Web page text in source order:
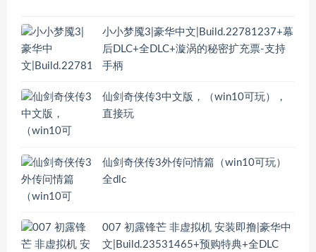
小小梦魇3|豪华中文|Build.22781237+幕
后DLC+全DLC+漩涡的秘密扩充票-支持
手柄
仙剑奇侠传3中文版，（win10可玩），
直接玩
仙剑奇侠传3外传问情篇（win10可玩）
全dlc
007 初露锋芒 非虚拟机 安装即撸|豪华中
文|Build.23531465+预购特典+全DLC